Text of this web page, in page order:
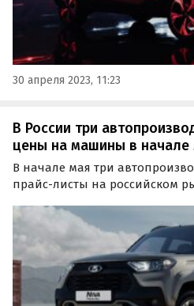
30 апреля 2023, 11:23
В России три
цены на машины в начале
В начале мая три
прайс-листы на российском
известно в ходе мониторинга
изданием «Автоновости дня».